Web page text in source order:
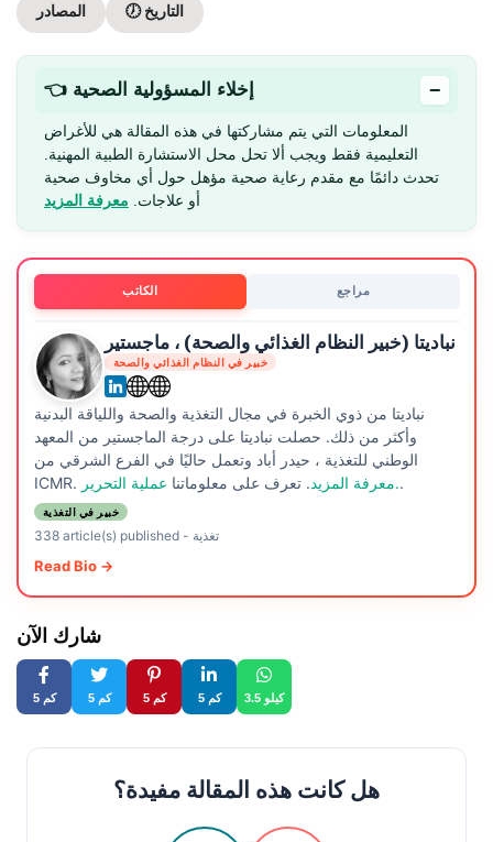
المصادر 🕖 التاريخ
👈 إخلاء المسؤولية الصحية −
المعلومات التي يتم مشاركتها في هذه المقالة هي للأغراض
التعليمية فقط ويجب ألا تحل محل الاستشارة الطبية المهنية.
تحدث دائمًا مع مقدم رعاية صحية مؤهل حول أي مخاوف صحية
أو علاجات. معرفة المزيد
الكاتب مراجع
نباديتا (خبير النظام الغذائي والصحة) ، ماجستير
خبير في النظام الغذائي والصحة
نباديتا من ذوي الخبرة في مجال التغذية والصحة واللياقة البدنية
وأكثر من ذلك. حصلت نباديتا على درجة الماجستير من المعهد
الوطني للتغذية ، حيدر أباد وتعمل حاليًا في الفرع الشرقي من
ICMR.
معرفة المزيد. تعرف على معلوماتنا عملية التحرير..
خبير في التغذية
338 article(s) published- تغذية
Read Bio →
شارك الآن
5 كم 5 كم 5 كم 5 كم 3.5 كيلو
هل كانت هذه المقالة مفيدة؟